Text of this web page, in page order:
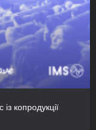
копродукції